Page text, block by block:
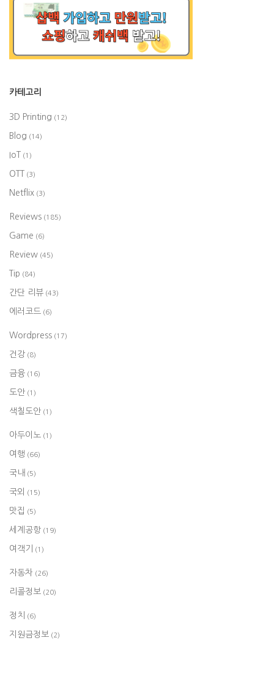
카테고리
3D Printing (12)
Blog (14)
IoT (1)
OTT (3)
Netflix (3)
Reviews (185)
Game (6)
Review (45)
Tip (84)
간단 리뷰 (43)
에러코드 (6)
Wordpress (17)
건강 (8)
금융 (16)
도안 (1)
색칠도안 (1)
아두이노 (1)
여행 (66)
국내 (5)
국외 (15)
맛집 (5)
세계공항 (19)
여객기 (1)
자동차 (26)
리콜정보 (20)
정치 (6)
지원금정보 (2)